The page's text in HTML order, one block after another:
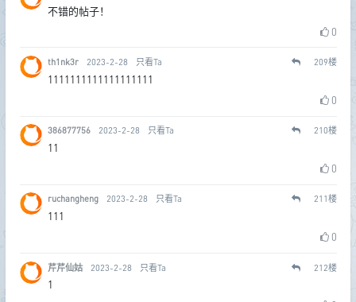
不错的帖子！
0
th1nk3r 2023-2-28 只看Ta 209楼
1111111111111111111
0
386877756 2023-2-28 只看Ta 210楼
11
0
ruchangheng 2023-2-28 只看Ta 211楼
111
0
芹芹仙姑 2023-2-28 只看Ta 212楼
1